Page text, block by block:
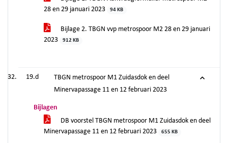
28 en 29 januari 2023
94 KB
Bijlage 2. TBGN vvp metrospoor M2 28 en 29 januari
2023
912 KB
19.d
TBGN metrospoor M1 Zuidasdok en deel
Minervapassage 11 en 12 februari 2023
Bijlagen
DB voorstel TBGN metrospoor M1 Zuidasdok en deel
Minervapassage 11 en 12 februari 2023
655 KB